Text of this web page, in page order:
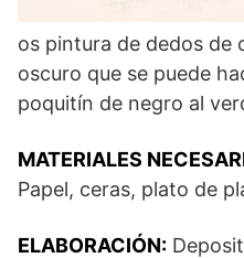
os pintura de dedos de
oscuro que se puede
poquitín de negro al
MATERIALES
Papel, ceras, plato de
ELABORACIÓN: